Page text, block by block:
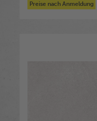
Preise nach Anmeldung